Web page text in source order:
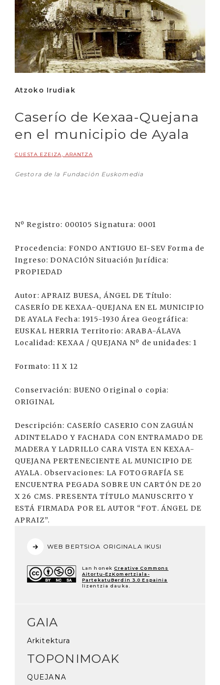
Atzoko Irudiak
Caserío de Kexaa-Quejana
en el municipio de Ayala
CUESTA EZEIZA, ARANTZA
Gestora de la Fundación Euskomedia
Nº Registro: 000105 Signatura: 0001
Procedencia: FONDO ANTIGUO EI-SEV Forma de
Ingreso: DONACIÓN Situación Jurídica:
PROPIEDAD
Autor: APRAIZ BUESA, ÁNGEL DE Título:
CASERÍO DE KEXAA-QUEJANA EN EL MUNICIPIO
DE AYALA Fecha: 1915-1930 Área Geográfica:
EUSKAL HERRIA Territorio: ARABA-ÁLAVA
Localidad: KEXAA / QUEJANA Nº de unidades: 1
Formato: 11 X 12
Conservación: BUENO Original o copia:
ORIGINAL
Descripción: CASERÍO CASERIO CON ZAGUÁN
ADINTELADO Y FACHADA CON ENTRAMADO DE
MADERA Y LADRILLO CARA VISTA EN KEXAA-
QUEJANA PERTENECIENTE AL MUNICIPIO DE
AYALA. Observaciones: LA FOTOGRAFÍA SE
ENCUENTRA PEGADA SOBRE UN CARTÓN DE 20
X 26 CMS. PRESENTA TÍTULO MANUSCRITO Y
ESTÁ FIRMADA POR EL AUTOR “FOT. ÁNGEL DE
APRAIZ”.
WEB BERTSIOA ORIGINALA IKUSI
Lan honek Creative Commons
Aitortu-EzKomertziala-
PartekatuBerdin 3.0 Espainia
lizentzia dauka.
GAIA
Arkitektura
TOPONIMOAK
QUEJANA